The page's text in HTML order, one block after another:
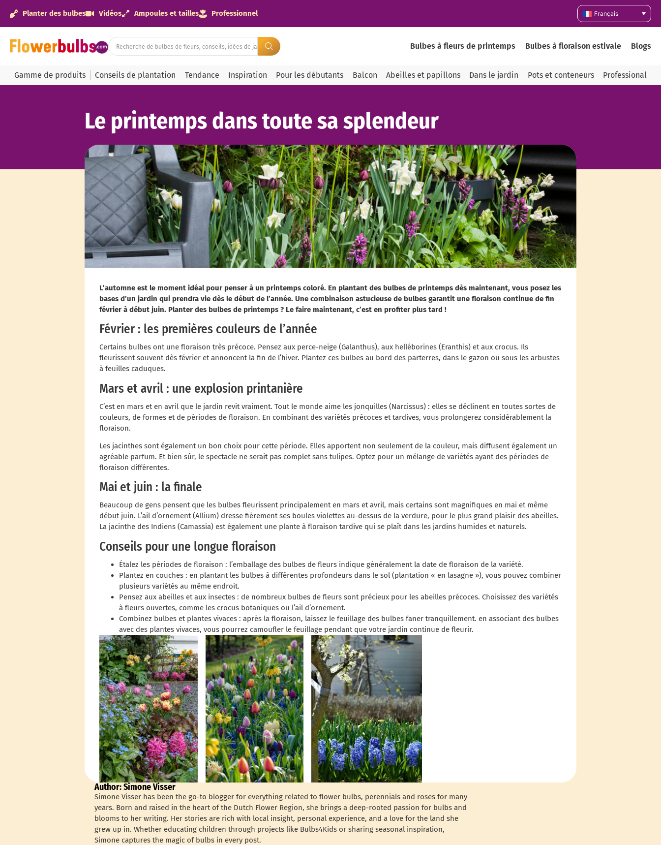
Planter des bulbes Vidéos Ampoules et tailles Professionnel Français
Bulbes à fleurs de printemps Bulbes à floraison estivale Blogs
Gamme de produits Conseils de plantation Tendance Inspiration Pour les débutants Balcon Abeilles et papillons Dans le jardin Pots et conteneurs Professional
Le printemps dans toute sa splendeur
L’automne est le moment idéal pour penser à un printemps coloré. En plantant des bulbes de printemps dès maintenant, vous posez les
bases d’un jardin qui prendra vie dès le début de l’année. Une combinaison astucieuse de bulbes garantit une floraison continue de fin
février à début juin. Planter des bulbes de printemps ? Le faire maintenant, c’est en profiter plus tard !
Février : les premières couleurs de l’année
Certains bulbes ont une floraison très précoce. Pensez aux perce-neige (Galanthus), aux helléborines (Eranthis) et aux crocus. Ils
fleurissent souvent dès février et annoncent la fin de l’hiver. Plantez ces bulbes au bord des parterres, dans le gazon ou sous les arbustes
à feuilles caduques.
Mars et avril : une explosion printanière
C’est en mars et en avril que le jardin revit vraiment. Tout le monde aime les jonquilles (Narcissus) : elles se déclinent en toutes sortes de
couleurs, de formes et de périodes de floraison. En combinant des variétés précoces et tardives, vous prolongerez considérablement la
floraison.
Les jacinthes sont également un bon choix pour cette période. Elles apportent non seulement de la couleur, mais diffusent également un
agréable parfum. Et bien sûr, le spectacle ne serait pas complet sans tulipes. Optez pour un mélange de variétés ayant des périodes de
floraison différentes.
Mai et juin : la finale
Beaucoup de gens pensent que les bulbes fleurissent principalement en mars et avril, mais certains sont magnifiques en mai et même
début juin. L’ail d’ornement (Allium) dresse fièrement ses boules violettes au-dessus de la verdure, pour le plus grand plaisir des abeilles.
La jacinthe des Indiens (Camassia) est également une plante à floraison tardive qui se plaît dans les jardins humides et naturels.
Conseils pour une longue floraison
Étalez les périodes de floraison : l’emballage des bulbes de fleurs indique généralement la date de floraison de la variété.
Plantez en couches : en plantant les bulbes à différentes profondeurs dans le sol (plantation « en lasagne »), vous pouvez combiner
plusieurs variétés au même endroit.
Pensez aux abeilles et aux insectes : de nombreux bulbes de fleurs sont précieux pour les abeilles précoces. Choisissez des variétés
à fleurs ouvertes, comme les crocus botaniques ou l’ail d’ornement.
Combinez bulbes et plantes vivaces : après la floraison, laissez le feuillage des bulbes faner tranquillement. en associant des bulbes
avec des plantes vivaces, vous pourrez camoufler le feuillage pendant que votre jardin continue de fleurir.
Author: Simone Visser
Simone Visser has been the go-to blogger for everything related to flower bulbs, perennials and roses for many
years. Born and raised in the heart of the Dutch Flower Region, she brings a deep-rooted passion for bulbs and
blooms to her writing. Her stories are rich with local insight, personal experience, and a love for the land she
grew up in. Whether educating children through projects like Bulbs4Kids or sharing seasonal inspiration,
Simone captures the magic of bulbs in every post.